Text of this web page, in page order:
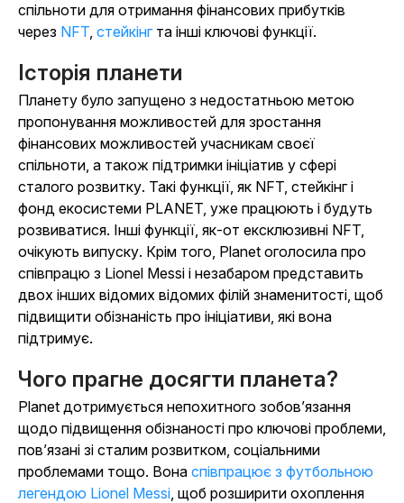
спільноти для отримання фінансових прибутків
через NFT, стейкінгта інші ключові функції.
Історія планети
Планету було запущено з недостатньою метою
пропонування можливостей для зростання
фінансових можливостей учасникам своєї
спільноти, а також підтримки ініціатив у сфері
сталого розвитку. Такі функції, як NFT, стейкінг і
фонд екосистеми PLANET, уже працюють і будуть
розвиватися. Інші функції, як-от ексклюзивні NFT,
очікують випуску. Крім того, Planet оголосила про
співпрацю з Lionel Messi і незабаром представить
двох інших відомих відомих філій знаменитості, щоб
підвищити обізнаність про ініціативи, які вона
підтримує.
Чого прагне досягти планета?
Planet дотримується непохитного зобов’язання
щодо підвищення обізнаності про ключові проблеми,
пов’язані зі сталим розвитком, соціальними
проблемами тощо. Вона співпрацює з футбольною
легендою Lionel Messi, щоб розширити охоплення